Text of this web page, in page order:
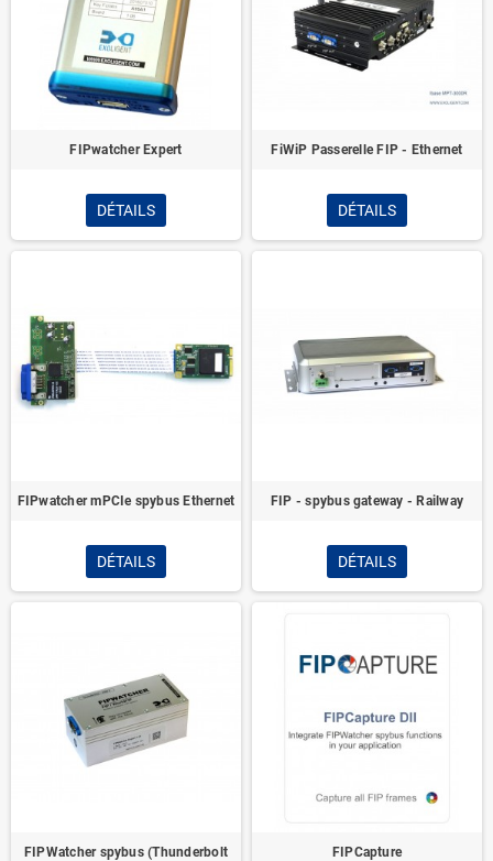
FIPwatcher Expert
DÉTAILS
FiWiP Passerelle FIP - Ethernet
DÉTAILS
FIPwatcher mPCIe spybus Ethernet
DÉTAILS
FIP - spybus gateway - Railway
DÉTAILS
FIPWatcher spybus (Thunderbolt
FIPCapture